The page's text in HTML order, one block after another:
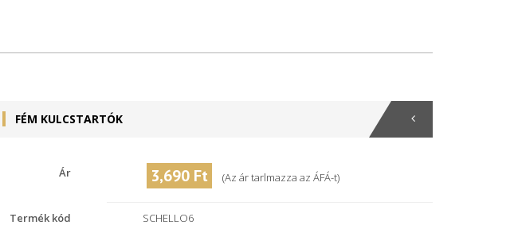
FÉM KULCSTARTÓK
Ár 3,690 Ft (Az ár tarlmazza az ÁFÁ-t)
Termék kód SCHELLO6